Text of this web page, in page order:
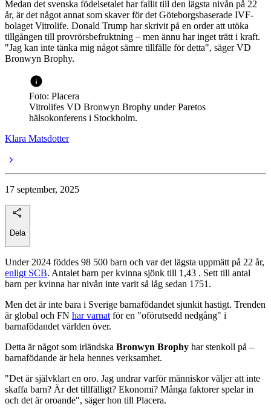
Medan det svenska födelsetalet har fallit till den lägsta nivån på 22
år, är det något annat som skaver för det Göteborgsbaserade IVF-
bolaget Vitrolife. Donald Trump har skrivit på en order att utöka
tillgången till provrörsbefruktning – men ännu har inget trätt i kraft.
"Jag kan inte tänka mig något sämre tillfälle för detta", säger VD
Bronwyn Brophy.
Foto: Placera
Vitrolifes VD Bronwyn Brophy under Paretos
hälsokonferens i Stockholm.
Klara Matsdotter
17 september, 2025
Dela
Under 2024 föddes 98 500 barn och var det lägsta uppmätt på 22 år,
enligt SCB. Antalet barn per kvinna sjönk till 1,43 . Sett till antal
barn per kvinna har nivån inte varit så låg sedan 1751.
Men det är inte bara i Sverige barnafödandet sjunkit hastigt. Trenden
är global och FN har varnat för en "oförutsedd nedgång" i
barnafödandet världen över.
Detta är något som irländska Bronwyn Brophy har stenkoll på –
barnafödande är hela hennes verksamhet.
"Det är självklart en oro. Jag undrar varför människor väljer att inte
skaffa barn? Är det tillfälligt? Ekonomi? Många faktorer spelar in
och det är oroande", säger hon till Placera.